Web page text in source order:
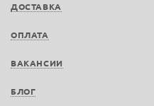
ДОСТАВКА
ОПЛАТА
ВАКАНСИИ
БЛОГ